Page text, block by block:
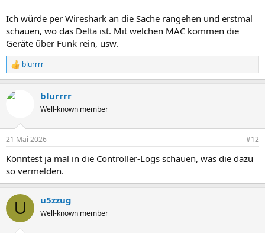
Ich würde per Wireshark an die Sache rangehen und erstmal
schauen, wo das Delta ist. Mit welchen MAC kommen die
Geräte über Funk rein, usw.
R
e
k
e
:
blurrrr
blurrrr
Well-known member
21 Mai 2026 #12
Könntest ja mal in die Controller-Logs schauen, was die dazu
so vermelden.
U u5zzug
Well-known member